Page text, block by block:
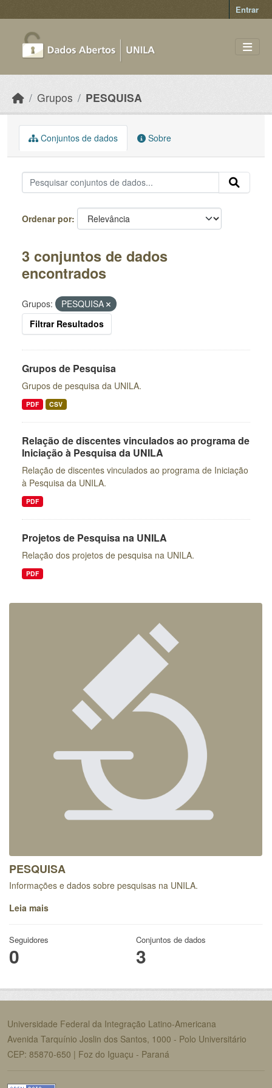
Entrar
Grupos PESQUISA
PESQUISA
Informações e dados sobre pesquisas na UNILA.
Leia mais
Seguidores
0
Conjuntos de dados
3
Conjuntos de dados Sobre
Ordenar por
3 conjuntos de dados
encontrados
Grupos:
PESQUISA
Filtrar Resultados
Grupos de Pesquisa
Grupos de pesquisa da UNILA.
PDF CSV
Relação de discentes vinculados ao programa de
Iniciação à Pesquisa da UNILA
Relação de discentes vinculados ao programa de Iniciação
à Pesquisa da UNILA.
PDF
Projetos de Pesquisa na UNILA
Relação dos projetos de pesquisa na UNILA.
PDF
Universidade Federal da Integração Latino-Americana
Avenida Tarquínio Joslin dos Santos, 1000 - Polo Universitário
CEP: 85870-650 | Foz do Iguaçu - Paraná